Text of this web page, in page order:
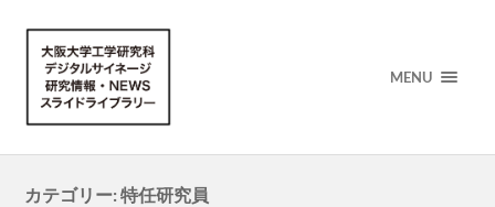
MENU
カテゴリー:特任研究員